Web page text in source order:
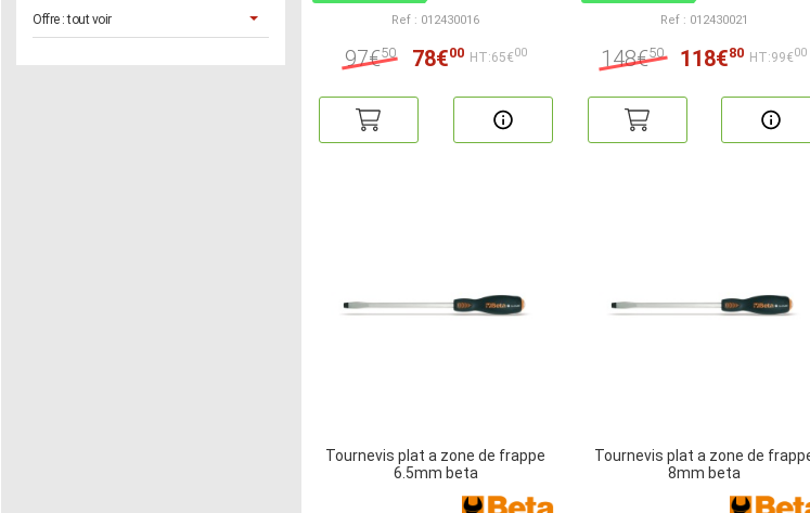
Offre :tout voir Ref : 012430016
97€50 78€00 HT:65€00
Ref : 012430021
148€50 118€80 HT:99€00
Tournevis plat a zone de frappe
6.5mm beta
Tournevis plat a zone de
8mm beta